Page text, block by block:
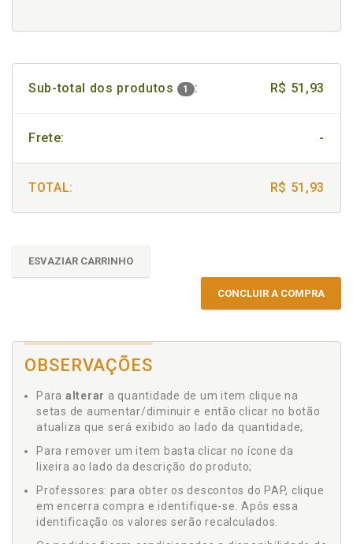
Sub-total dos produtos 1 : R$ 51,93
Frete: -
TOTAL: R$ 51,93
ESVAZIAR CARRINHO
CONCLUIR A COMPRA
OBSERVAÇÕES
Para alterar a quantidade de um item clique na
setas de aumentar/diminuir e então clicar no botão
atualiza que será exibido ao lado da quantidade;
Para remover um item basta clicar no ícone da
lixeira ao lado da descrição do produto;
Professores: para obter os descontos do PAP, clique
em encerra compra e identifique-se. Após essa
identificação os valores serão recalculados.